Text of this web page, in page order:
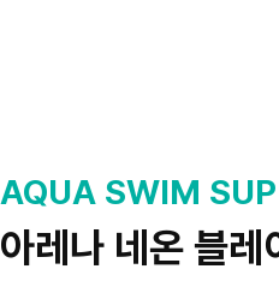
AQUA SWIM
아레나 네온 블